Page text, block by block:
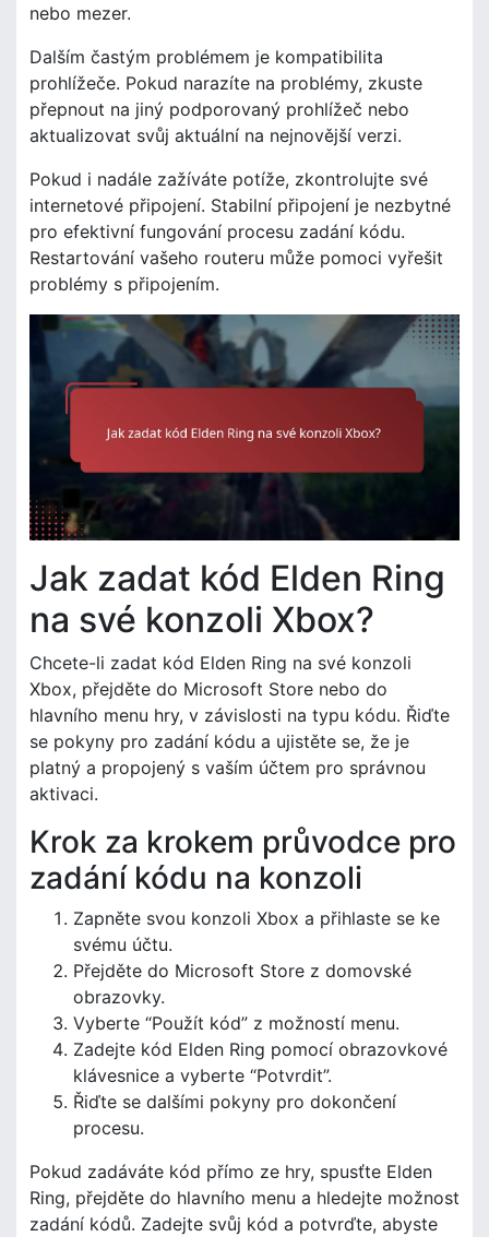
nebo mezer.
Dalším častým problémem je kompatibilita
prohlížeče. Pokud narazíte na problémy, zkuste
přepnout na jiný podporovaný prohlížeč nebo
aktualizovat svůj aktuální na nejnovější verzi.
Pokud i nadále zažíváte potíže, zkontrolujte své
internetové připojení. Stabilní připojení je nezbytné
pro efektivní fungování procesu zadání kódu.
Restartování vašeho routeru může pomoci vyřešit
problémy s připojením.
Jak zadat kód Elden Ring
na své konzoli Xbox?
Chcete-li zadat kód Elden Ring na své konzoli
Xbox, přejděte do Microsoft Store nebo do
hlavního menu hry, v závislosti na typu kódu. Řiďte
se pokyny pro zadání kódu a ujistěte se, že je
platný a propojený s vaším účtem pro správnou
aktivaci.
Krok za krokem průvodce pro
zadání kódu na konzoli
Zapněte svou konzoli Xbox a přihlaste se ke
svému účtu.
Přejděte do Microsoft Store z domovské
obrazovky.
Vyberte “Použít kód” z možností menu.
Zadejte kód Elden Ring pomocí obrazovkové
klávesnice a vyberte “Potvrdit”.
Řiďte se dalšími pokyny pro dokončení
procesu.
Pokud zadáváte kód přímo ze hry, spusťte Elden
Ring, přejděte do hlavního menu a hledejte možnost
zadání kódů. Zadejte svůj kód a potvrďte, abyste